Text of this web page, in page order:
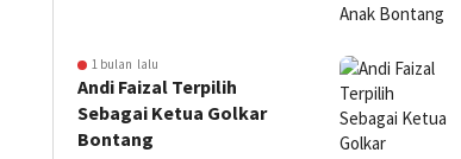
1 bulan lalu
Andi Faizal Terpilih
Sebagai Ketua Golkar
Bontang